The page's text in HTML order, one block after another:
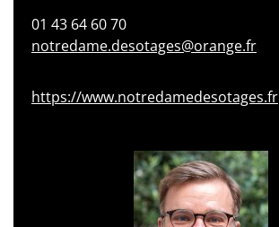
01 43 64 60 70
notredame.desotages@orange.fr
https://www.notredamedesotages.fr